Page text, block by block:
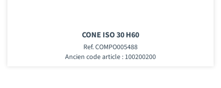
CONE ISO 30 H60
Ref. COMPO005488
Ancien code article : 100200200